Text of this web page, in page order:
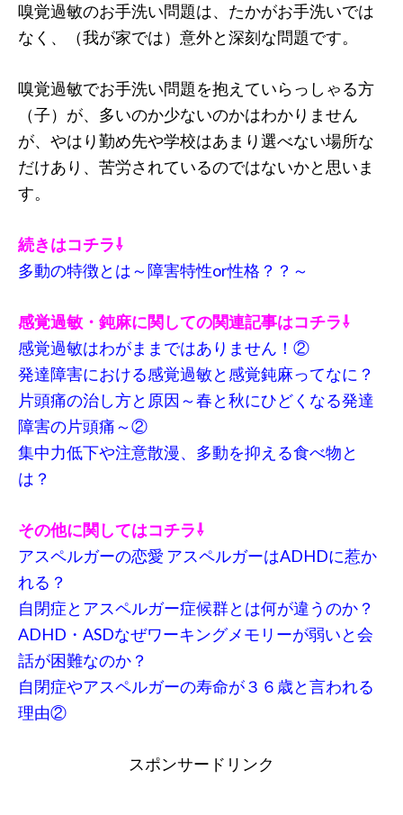
嗅覚過敏のお手洗い問題は、たかがお手洗いでは
なく、（我が家では）意外と深刻な問題です。
嗅覚過敏でお手洗い問題を抱えていらっしゃる方
（子）が、多いのか少ないのかはわかりません
が、やはり勤め先や学校はあまり選べない場所な
だけあり、苦労されているのではないかと思いま
す。
続きはコチラ⇩
多動の特徴とは～障害特性or性格？？～
感覚過敏・鈍麻に関しての関連記事はコチラ⇩
感覚過敏はわがままではありません！②
発達障害における感覚過敏と感覚鈍麻ってなに？
片頭痛の治し方と原因～春と秋にひどくなる発達
障害の片頭痛～②
集中力低下や注意散漫、多動を抑える食べ物と
は？
その他に関してはコチラ⇩
アスペルガーの恋愛 アスペルガーはADHDに惹か
れる？
自閉症とアスペルガー症候群とは何が違うのか？
ADHD・ASDなぜワーキングメモリーが弱いと会
話が困難なのか？
自閉症やアスペルガーの寿命が３６歳と言われる
理由②
スポンサードリンク